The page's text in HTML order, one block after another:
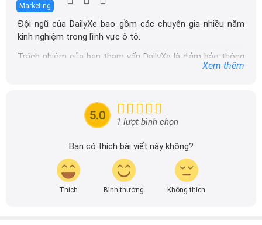
Marketing
Đội ngũ của DailyXe bao gồm các chuyên gia nhiều năm
kinh nghiệm trong lĩnh vực ô tô.
Trách nhiệm của ban tham vấn DailyXe là đảm bảo thông
tin chính xác được đăng tải trên dailyxe.com.vn, thường
tin nhanh chóng và dễ dàng hơn.
Xem thêm
5.0 1 lượt bình chọn
Bạn có thích bài viết này không?
Thích Bình thường Không thích